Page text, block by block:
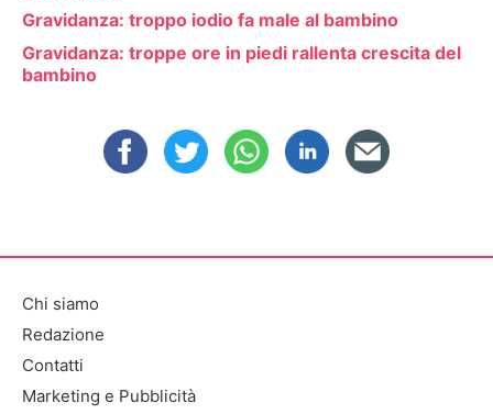
Gravidanza: troppo iodio fa male al bambino
Gravidanza: troppe ore in piedi rallenta crescita del
bambino
Chi siamo
Redazione
Contatti
Marketing e Pubblicità